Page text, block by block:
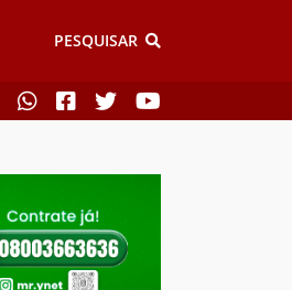
PESQUISAR